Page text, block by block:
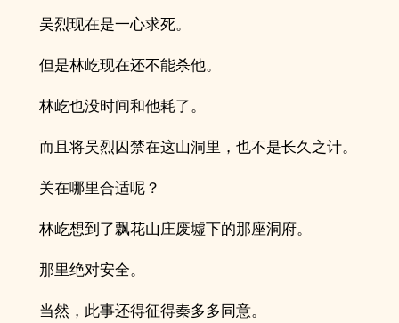
吴烈现在是一心求死。
但是林屹现在还不能杀他。
林屹也没时间和他耗了。
而且将吴烈囚禁在这山洞里，也不是长久之计。
关在哪里合适呢？
林屹想到了飘花山庄废墟下的那座洞府。
那里绝对安全。
当然，此事还得征得秦多多同意。